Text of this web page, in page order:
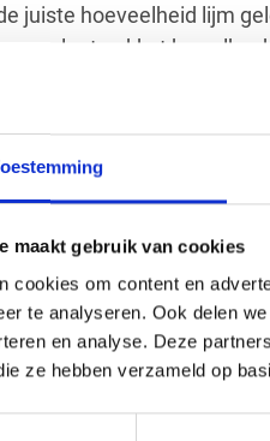
maakt gebruik van cookies
cookies om content en
te analyseren. Ook delen
en analyse. Deze
ze hebben verzameld op
juiste hoeveelheid lijm
pakket kan elke
Wij raden aan om
dakmaat i.v.m. de
keurmerk check_circle